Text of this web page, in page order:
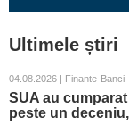
Ultimele știri
04.08.2026 | Finante-Banci
SUA au
peste un